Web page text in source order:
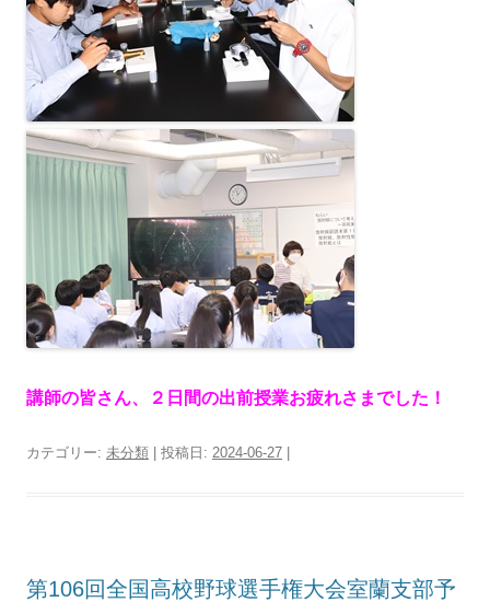
講師の皆さん、２日間の出前授業お疲れさまでした！
カテゴリー: 未分類 | 投稿日: 2024-06-27
第106回全国高校野球選手権大会室蘭支部予